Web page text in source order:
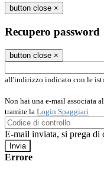
button close ×
Recupero password
button close ×
all'indirizzo indicato con le
Non hai una e-mail associata
tramite la Login Spaggiari
E-mail inviata, si prega di
Errore